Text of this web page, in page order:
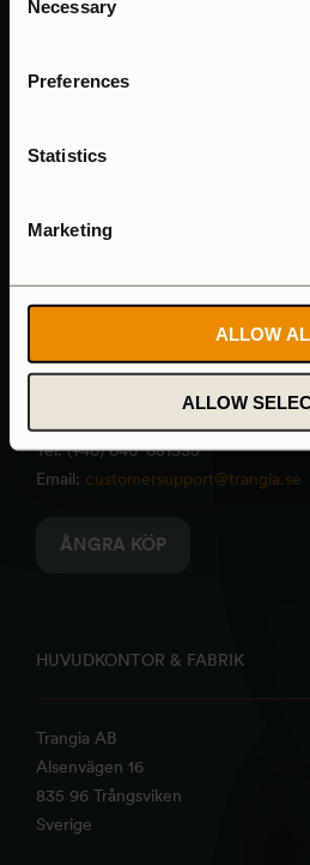
Selection
Necessary
Preferences
Statistics
Marketing
ALLOW
ALLOW
KUNDSUPPORT
Vi svarar på e-mail så fort vi kan
8.00-15.00 (mån-fre)
Tel: (+46) 640-681335
Email: customersupport@trangia.se
ÅNGRA KÖP
HUVUDKONTOR & FABRIK
Trangia AB
Alsenvägen 16
835 96 Trångsviken
Sverige